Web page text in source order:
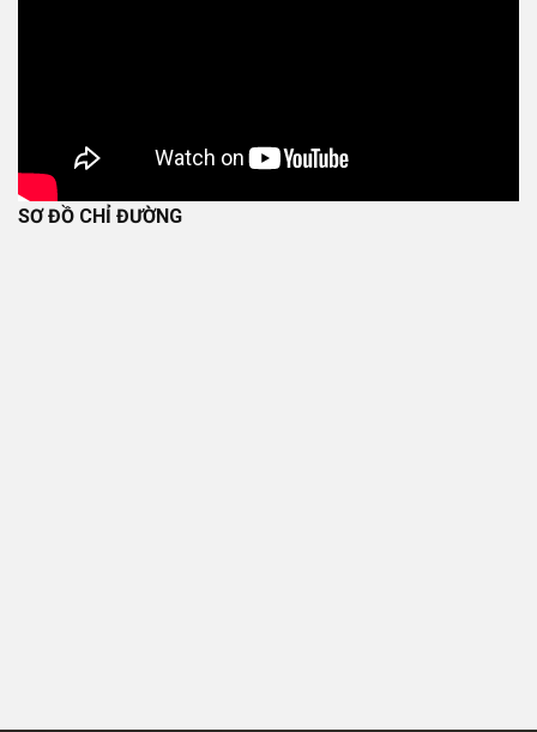
SƠ ĐỒ CHỈ ĐƯỜNG